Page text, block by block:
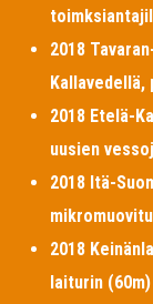
2018
2018 Etelä-
uusien
2018 Itä-
2018
laiturin